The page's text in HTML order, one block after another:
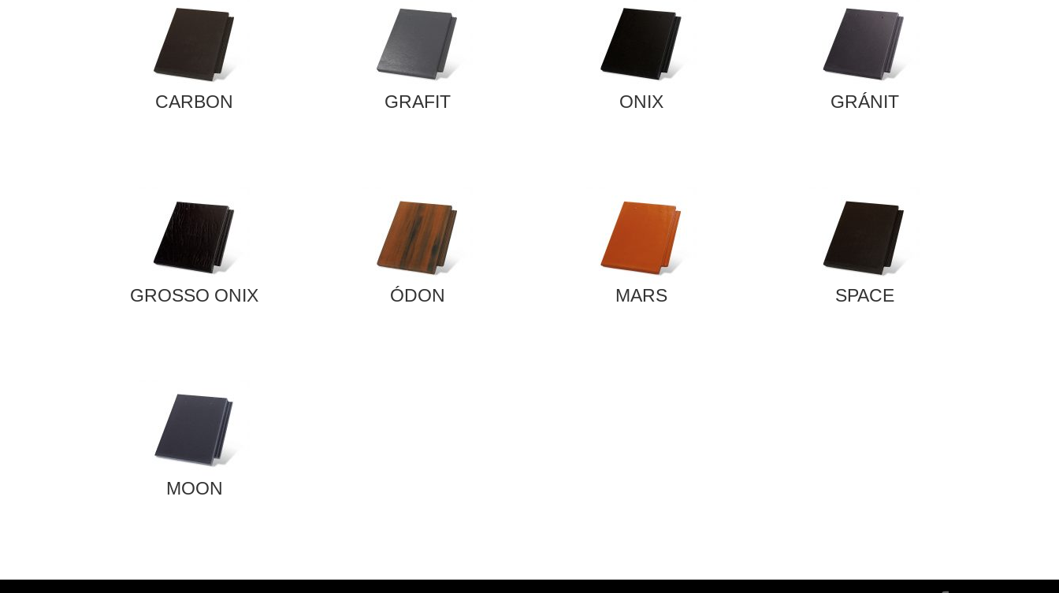
CARBON GRAFIT ONIX GRÁNIT
GROSSO ONIX ÓDON MARS SPACE
MOON